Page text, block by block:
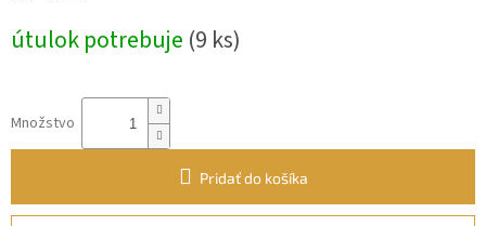
útulok potrebuje (9 ks)
Množstvo
Pridať do košíka